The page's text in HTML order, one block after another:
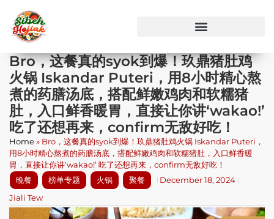
Bro，这餐真的syok到爆！玖鼎猪肚鸡
火锅 Iskandar Puteri，用8小时精心熬
煮的药膳汤底，搭配鲜嫩鸡肉和软糯猪
肚，入口鲜香暖胃，直接让你讲‘wakao!’
吃了还想再来，confirm无敌好吃！
Home» Bro，这餐真的syok到爆！玖鼎猪肚鸡火锅 Iskandar Puteri，
用8小时精心熬煮的药膳汤底，搭配鲜嫩鸡肉和软糯猪肚，入口鲜香暖
胃，直接让你讲‘wakao!’ 吃了还想再来，confirm无敌好吃！
晚餐
榜单专题 火锅 聚餐
December 18, 2024
Jiali Tew